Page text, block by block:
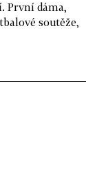
První dáma,
soutěže,